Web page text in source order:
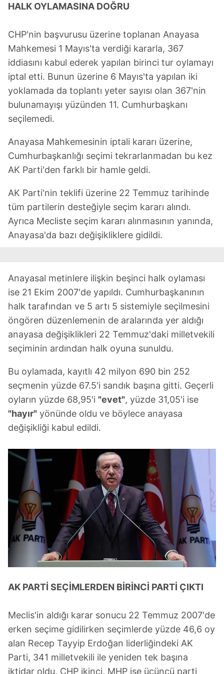
HALK OYLAMASINA DOĞRU
CHP'nin başvurusu üzerine toplanan Anayasa
Mahkemesi 1 Mayıs'ta verdiği kararla, 367
iddiasını kabul ederek yapılan birinci tur oylamayı
iptal etti. Bunun üzerine 6 Mayıs'ta yapılan iki
yoklamada da toplantı yeter sayısı olan 367'nin
bulunamayışı yüzünden 11. Cumhurbaşkanı
seçilemedi.
Anayasa Mahkemesinin iptali kararı üzerine,
Cumhurbaşkanlığı seçimi tekrarlanmadan bu kez
AK Parti'den farklı bir hamle geldi.
AK Parti'nin teklifi üzerine 22 Temmuz tarihinde
tüm partilerin desteğiyle seçim kararı alındı.
Ayrıca Mecliste seçim kararı alınmasının yanında,
Anayasa'da bazı değişikliklere gidildi.
Anayasal metinlere ilişkin beşinci halk oylaması
ise 21 Ekim 2007'de yapıldı. Cumhurbaşkanının
halk tarafından ve 5 artı 5 sistemiyle seçilmesini
öngören düzenlemenin de aralarında yer aldığı
anayasa değişiklikleri 22 Temmuz'daki milletvekili
seçiminin ardından halk oyuna sunuldu.
Bu oylamada, kayıtlı 42 milyon 690 bin 252
seçmenin yüzde 67.5'i sandık başına gitti. Geçerli
oyların yüzde 68,95'i "evet", yüzde 31,05'i ise
"hayır" yönünde oldu ve böylece anayasa
değişikliği kabul edildi.
AK PARTİ SEÇİMLERDEN BİRİNCİ PARTİ ÇIKTI
Meclis'in aldığı karar sonucu 22 Temmuz 2007'de
erken seçime gidilirken seçimlerde yüzde 46,6 oy
alan Recep Tayyip Erdoğan liderliğindeki AK
Parti, 341 milletvekili ile yeniden tek başına
iktidar oldu. CHP ikinci, MHP ise üçüncü parti